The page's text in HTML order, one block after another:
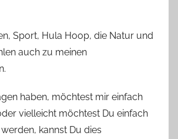
Sport, Hula Hoop, die Natur und
auch zu meinen
haben, möchtest mir einfach
vielleicht möchtest Du einfach
kannst Du dies